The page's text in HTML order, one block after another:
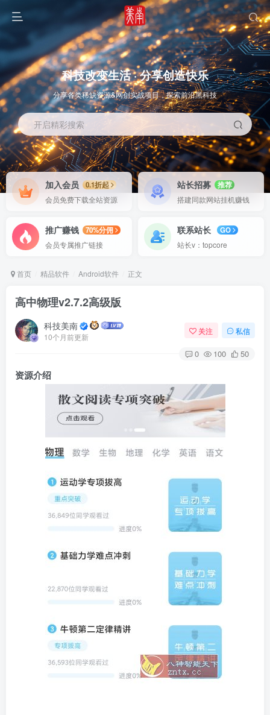
OS教程 SOFT教程
Linux软件 Android软件
科技改变生活 · 分享创造快乐
分享各类稀缺资源&网创实战项目，探索前沿黑科技
开启精彩搜索
加入会员
0.1折起
会员免费下载全站资源
站长招募
推荐
搭建同款网站挂机赚钱
推广赚钱
70%分佣
会员专属推广链接
联系站长
GO
站长v：topcore
首页 精品软件 Android软件 正文
高中物理v2.7.2高级版
科技美南
10个月前更新
关注 私信
0 100 50
资源介绍